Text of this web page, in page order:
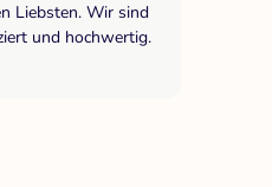
Liebsten. Wir sind
und hochwertig.